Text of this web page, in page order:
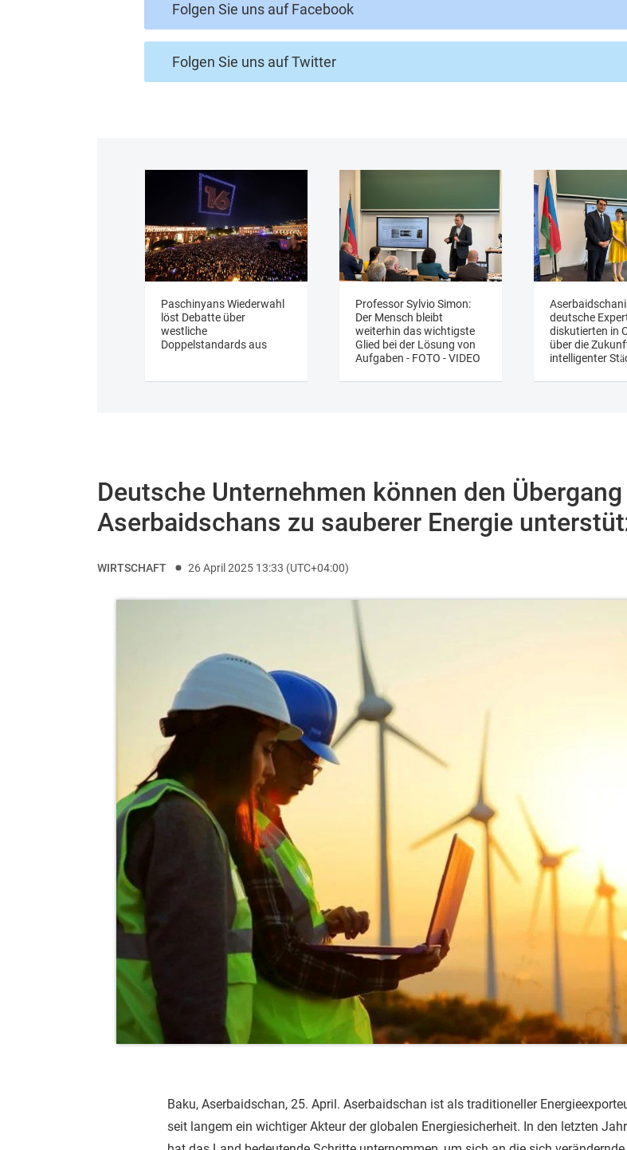
Folgen Sie uns auf Facebook
Folgen Sie uns auf Twitter
Paschinyans Wiederwahl
löst Debatte über
westliche
Doppelstandards aus
Professor Sylvio Simon:
Der Mensch bleibt
weiterhin das wichtigste
Glied bei der Lösung von
Aufgaben - FOTO - VIDEO
deutsche
diskutierten in
über die
intelligenter
Deutsche Unternehmen können den Übergang
Aserbaidschans zu sauberer Energie
WIRTSCHAFT 26 April 2025 13:33 (UTC+04:00)
Baku, Aserbaidschan, 25. April. Aserbaidschan ist als traditioneller
seit langem ein wichtiger Akteur der globalen Energiesicherheit. In den letzten